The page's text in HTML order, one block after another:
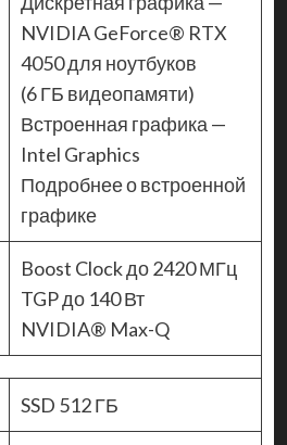
NVIDIA GeForce® RTX
4050 для ноутбуков
(6 ГБ видеопамяти)
Встроенная графика —
Intel Graphics
Подробнее о встроенной
графике
Boost Clock до 2420 МГц
TGP до 140 Вт
NVIDIA® Max-Q
SSD 512 ГБ